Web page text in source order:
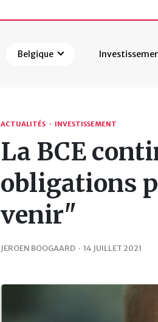
Belgique
ACTUALITÉS · INVESTISSEMENT
La BCE
obligations
venir"
JEROEN BOOGAARD · 14 JUILLET 2021